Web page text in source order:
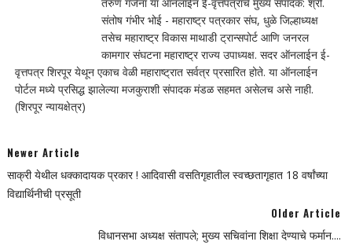
संतोष गंभीर भोई - महाराष्ट्र पत्रकार संघ, धुळे जिल्हाध्यक्ष
तसेच महाराष्ट्र विकास माथाडी ट्रान्सपोर्ट आणि जनरल
कामगार संघटना महाराष्ट्र राज्य उपाध्यक्ष. सदर ऑनलाईन ई-
वृत्तपत्र शिरपूर येथून एकाच वेळी महाराष्ट्रात सर्वत्र प्रसारित होते. या ऑनलाईन
पोर्टल मध्ये प्रसिद्ध झालेल्या मजकुराशी संपादक मंडळ सहमत असेलच असे नाही.
(शिरपूर न्यायक्षेत्र)
Newer Article
साक्री येथील धक्कादायक प्रकार ! आदिवासी वसतिगृहातील स्वच्छतागृहात 18 वर्षांच्या
विद्यार्थिनीची प्रसूती
Older Article
विधानसभा अध्यक्ष संतापले; मुख्य सचिवांना शिक्षा देण्याचे फर्मान....